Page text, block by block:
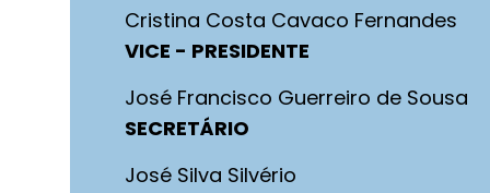
Cristina Costa Cavaco Fernandes
VICE - PRESIDENTE
José Francisco Guerreiro de Sousa
SECRETÁRIO
José Silva Silvério